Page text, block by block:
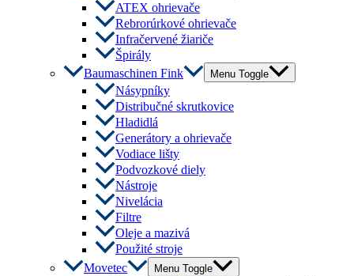
ATEX ohrievače
Rebrorúrkové ohrievače
Infračervené žiariče
Špirály
Baumaschinen Fink
Menu Toggle
Násypníky
Distribučné skrutkovice
Hladidlá
Generátory a ohrievače
Vodiace lišty
Podvozkové diely
Nástroje
Nivelácia
Filtre
Oleje a mazivá
Použité stroje
Movetec
Menu Toggle